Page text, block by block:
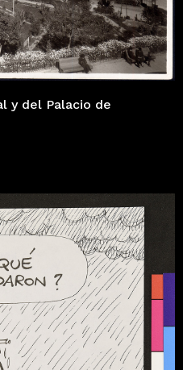
y del Palacio de